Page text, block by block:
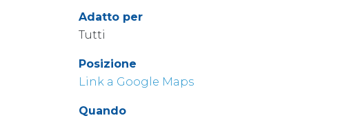
Adatto per
Tutti
Posizione
Link a Google Maps
Quando